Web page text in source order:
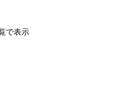
で表示